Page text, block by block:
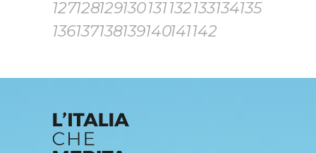
127128129130131132133134135
136137138139140141142